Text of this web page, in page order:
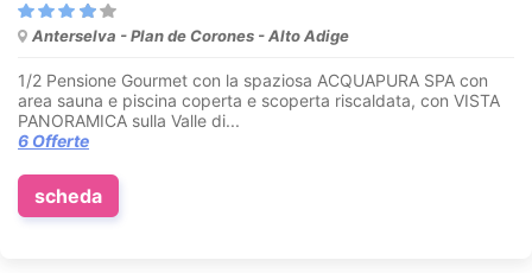
Anterselva - Plan de Corones - Alto Adige
1/2 Pensione Gourmet con la spaziosa ACQUAPURA SPA con
area sauna e piscina coperta e scoperta riscaldata, con VISTA
PANORAMICA sulla Valle di...
6 Offerte
scheda